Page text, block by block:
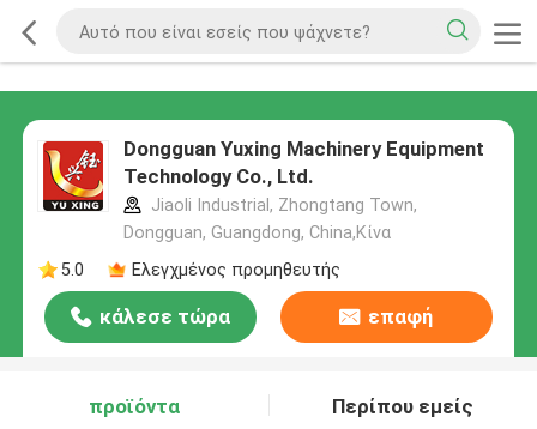
Dongguan Yuxing Machinery Equipment
Technology Co., Ltd.
Jiaoli Industrial, Zhongtang Town,
Dongguan, Guangdong, China,Κίνα
5.0
Ελεγχμένος προμηθευτής
κάλεσε τώρα επαφή
προϊόντα Περίπου εμείς